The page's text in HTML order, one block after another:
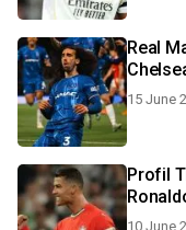
Real Madrid
15 June
Profil
10 June